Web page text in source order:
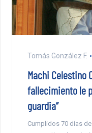
Tomás González F.
Machi Celestino
fallecimiento le
guardia”
Cumplidos 70 días